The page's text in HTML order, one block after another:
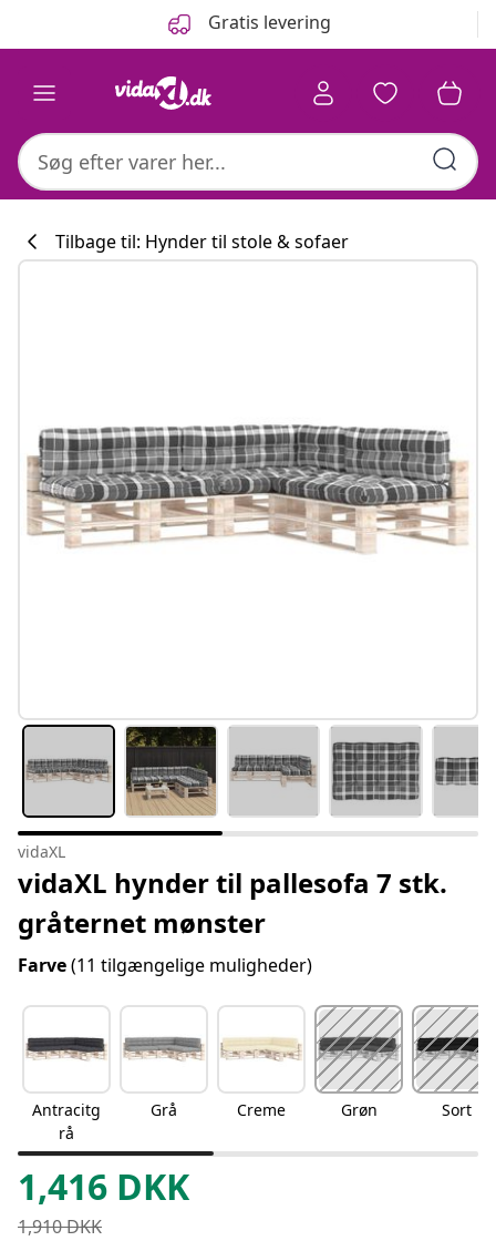
Gratis levering
#sharemevidaxl
Tilbage til: Hynder til stole & sofaer
vidaXL
vidaXL hynder til pallesofa 7 stk.
gråternet mønster
Farve(11 tilgængelige muligheder)
Antracitg
rå
Grå Creme Grøn Sort
1,416 DKK
1,910DKK